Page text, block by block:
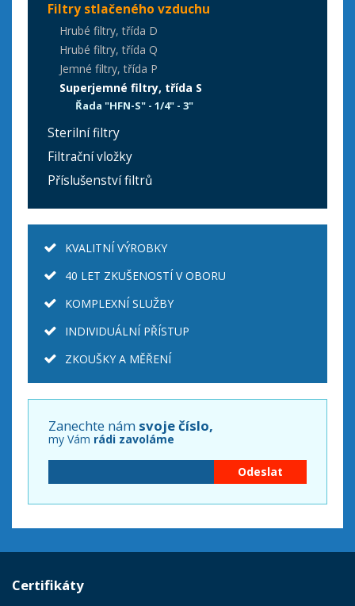
Filtry stlačeného vzduchu
Hrubé filtry, třída D
Hrubé filtry, třída Q
Jemné filtry, třída P
Superjemné filtry, třída S
Řada "HFN-S" - 1/4" - 3"
Sterilní filtry
Filtrační vložky
Příslušenství filtrů
KVALITNÍ VÝROBKY
40 LET ZKUŠENOSTÍ V OBORU
KOMPLEXNÍ SLUŽBY
INDIVIDUÁLNÍ PŘÍSTUP
ZKOUŠKY A MĚŘENÍ
Zanechte nám svoje číslo,
my Vám rádi zavoláme
Certifikáty